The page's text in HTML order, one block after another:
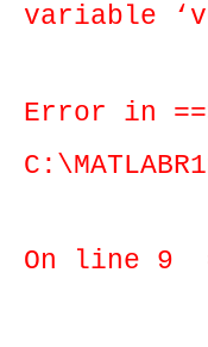
variable
Error in
On line 9